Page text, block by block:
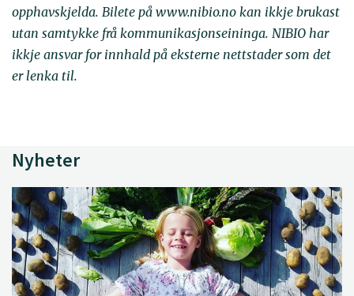
opphavskjelda. Bilete på www.nibio.no kan ikkje brukast
utan samtykke frå kommunikasjonseininga. NIBIO har
ikkje ansvar for innhald på eksterne nettstader som det
er lenka til.
Nyheter